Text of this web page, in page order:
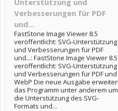
Unterstützung und
Verbesserungen für PDF
und...
FastStone Image Viewer 8.5
veröffentlicht: SVG-Unterstützung
und Verbesserungen für PDF
und...: FastStone Image Viewer 8.5
veröffentlicht: SVG-Unterstützung
und Verbesserungen für PDF und
WebP Die neue Ausgabe
das Programm unter anderem um
die Unterstützung des SVG-
Formats und...